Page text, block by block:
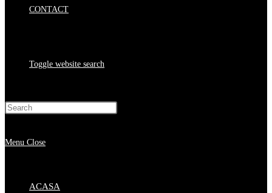
CONTACT
Toggle website search
Menu Close
ACASA